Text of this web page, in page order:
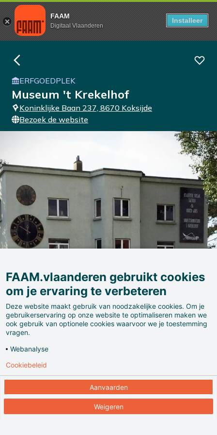
FAAM
Digitaal Vlaanderen
Installeer
ERFGOEDPLEK
Museum 't Krekelhof
Koninklijke Baan 237, 8670 Koksijde
Bezoek de website
't Krekelhof is een bizar ambachtenmuseum en
rariteitenkabinet in de meest strikte zin van het
woord. Als verwoede verzamelaars van al wat maar
enigszins naar ambacht ruikt, wist de familie
FAAM.vlaanderen gebruikt cookies
om je ervaring te verbeteren
Deze website maakt gebruik van noodzakelijke cookies. Om je
gebruikerservaring op onze website te optimaliseren maken we
ook gebruik van optionele cookies waarvoor we je toestemming
vragen.
Webanalyse
Aanvaarden
Weigeren
Cookiebeleid